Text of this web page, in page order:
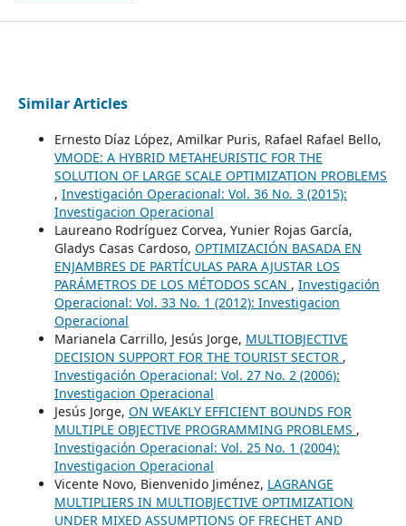
Similar Articles
Ernesto Díaz López, Amilkar Puris, Rafael Rafael Bello,
VMODE: A HYBRID METAHEURISTIC FOR THE
SOLUTION OF LARGE SCALE OPTIMIZATION PROBLEMS
, Investigación Operacional: Vol. 36 No. 3 (2015):
Investigacion Operacional
Laureano Rodríguez Corvea, Yunier Rojas García,
Gladys Casas Cardoso, OPTIMIZACIÓN BASADA EN
ENJAMBRES DE PARTÍCULAS PARA AJUSTAR LOS
PARÁMETROS DE LOS MÉTODOS SCAN , Investigación
Operacional: Vol. 33 No. 1 (2012): Investigacion
Operacional
Marianela Carrillo, Jesús Jorge, MULTIOBJECTIVE
DECISION SUPPORT FOR THE TOURIST SECTOR ,
Investigación Operacional: Vol. 27 No. 2 (2006):
Investigacion Operacional
Jesús Jorge, ON WEAKLY EFFICIENT BOUNDS FOR
MULTIPLE OBJECTIVE PROGRAMMING PROBLEMS ,
Investigación Operacional: Vol. 25 No. 1 (2004):
Investigacion Operacional
Vicente Novo, Bienvenido Jiménez, LAGRANGE
MULTIPLIERS IN MULTIOBJECTIVE OPTIMIZATION
UNDER MIXED ASSUMPTIONS OF FRECHET AND